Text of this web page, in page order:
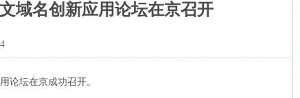
域名创新应用论坛在京召开
论坛在京成功召开。